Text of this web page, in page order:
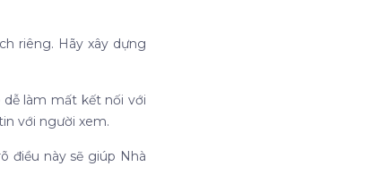
riêng. Hãy xây dựng
dễ làm mất kết nối với
với người xem.
điều này sẽ giúp Nhà